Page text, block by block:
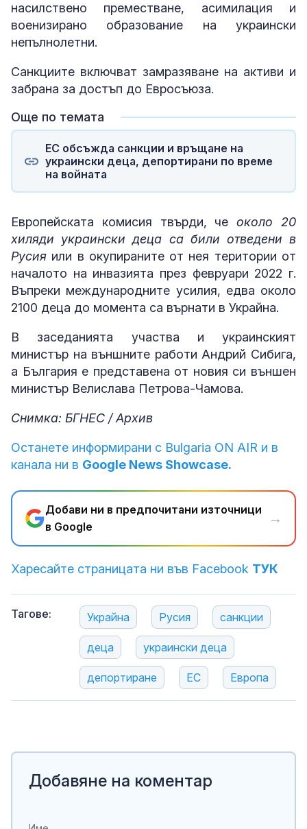
насилствено преместване, асимилация и
военизирано образование на украински
непълнолетни.
Санкциите включват замразяване на активи и
забрана за достъп до Евросъюза.
Още по темата
ЕС обсъжда санкции и връщане на
украински деца, депортирани по време
на войната
Европейската комисия твърди, чеоколо 20
хиляди украински деца са били отведени в
Русия или в окупираните от нея територии от
началото на инвазията през февруари 2022 г.
Въпреки международните усилия, едва около
2100 деца до момента са върнати в Украйна.
В заседанията участва и украинският
министър на външните работи Андрий Сибига,
а България е представена от новия си външен
министър Велислава Петрова-Чамова.
Снимка: БГНЕС / Архив
Останете информирани с Bulgaria ON AIR и в
канала ни в Google News Showcase.
Добави ни в предпочитани източници
в Google
→
Харесайте страницата ни във Facebook ТУК
Тагове: Украйна Русия санкции
деца украински деца
депортиране ЕС Европа
Добавяне на коментар